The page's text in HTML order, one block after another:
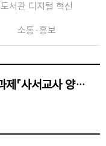
도서관 디지털 혁신
소통·홍보
제7기 전략기획소위 주관, 정책과제「사서교사 양성체제 방안 연구」TF 제4차 회의